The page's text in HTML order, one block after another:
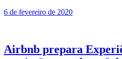
6 de fevereiro de 2020
Airbnb prepara